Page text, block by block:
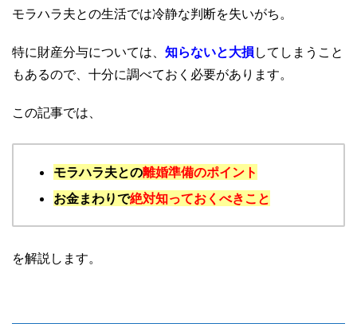
モラハラ夫との生活では冷静な判断を失いがち。
特に財産分与については、 知らないと大損 してしまうこと
もあるので、十分に調べておく必要があります。
この記事では、
モラハラ夫との離婚準備のポイント
お金まわりで絶対知っておくべきこと
を解説します。